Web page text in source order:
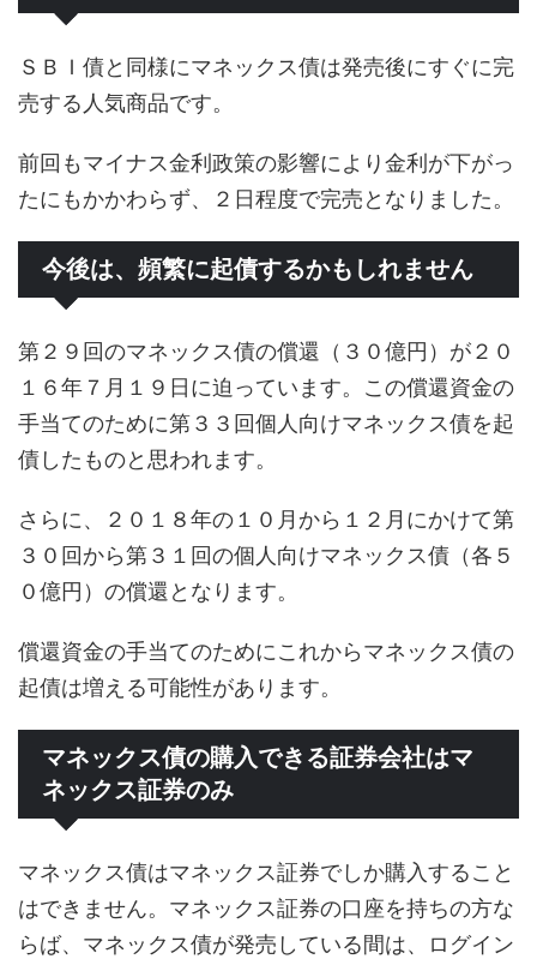
ＳＢＩ債と同様にマネックス債は発売後にすぐに完
売する人気商品です。
前回もマイナス金利政策の影響により金利が下がっ
たにもかかわらず、２日程度で完売となりました。
今後は、頻繁に起債するかもしれません
第２９回のマネックス債の償還（３０億円）が２０
１６年７月１９日に迫っています。この償還資金の
手当てのために第３３回個人向けマネックス債を起
債したものと思われます。
さらに、２０１８年の１０月から１２月にかけて第
３０回から第３１回の個人向けマネックス債（各５
０億円）の償還となります。
償還資金の手当てのためにこれからマネックス債の
起債は増える可能性があります。
マネックス債の購入できる証券会社はマ
ネックス証券のみ
マネックス債はマネックス証券でしか購入すること
はできません。マネックス証券の口座を持ちの方な
らば、マネックス債が発売している間は、ログイン